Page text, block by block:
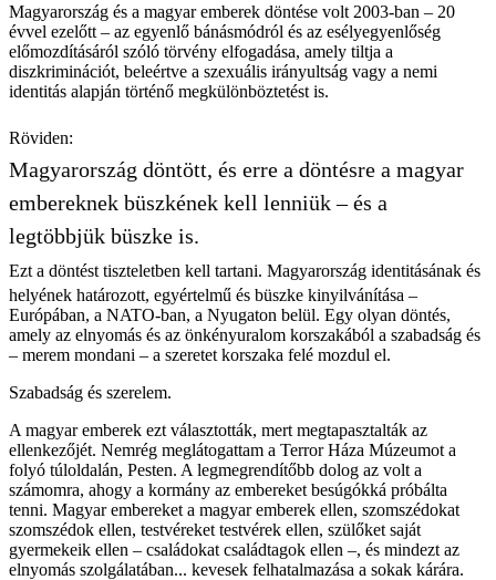
Magyarország és a magyar emberek döntése volt 2003-ban – 20
évvel ezelőtt – az egyenlő bánásmódról és az esélyegyenlőség
előmozdításáról szóló törvény elfogadása, amely tiltja a
diszkriminációt, beleértve a szexuális irányultság vagy a nemi
identitás alapján történő megkülönböztetést is.
Röviden:
Magyarország döntött, és erre a döntésre a magyar
embereknek büszkének kell lenniük – és a
legtöbbjük büszke is.
Ezt a döntést tiszteletben kell tartani. Magyarország identitásának és
helyének határozott, egyértelmű és büszke kinyilvánítása –
Európában, a NATO-ban, a Nyugaton belül. Egy olyan döntés,
amely az elnyomás és az önkényuralom korszakából a szabadság és
– merem mondani – a szeretet korszaka felé mozdul el.
Szabadság és szerelem.
A magyar emberek ezt választották, mert megtapasztalták az
ellenkezőjét. Nemrég meglátogattam a Terror Háza Múzeumot a
folyó túloldalán, Pesten. A legmegrendítőbb dolog az volt a
számomra, ahogy a kormány az embereket besúgókká próbálta
tenni. Magyar embereket a magyar emberek ellen, szomszédokat
szomszédok ellen, testvéreket testvérek ellen, szülőket saját
gyermekeik ellen – családokat családtagok ellen –, és mindezt az
elnyomás szolgálatában... kevesek felhatalmazása a sokak kárára.